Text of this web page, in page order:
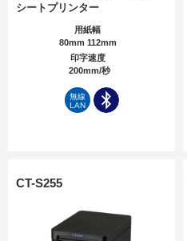
シートプリンター
用紙幅
80mm 112mm
印字速度
200mm/秒
無線
LAN
CT-S255